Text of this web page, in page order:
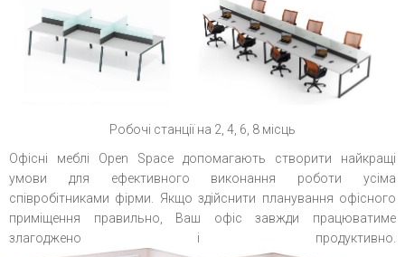
Робочі станції на 2, 4, 6, 8 місць
Офісні меблі Open Space допомагають створити найкращі
умови для ефективного виконання роботи усіма
співробітниками фірми. Якщо здійснити планування офісного
приміщення правильно, Ваш офіс завжди працюватиме
злагоджено і продуктивно.